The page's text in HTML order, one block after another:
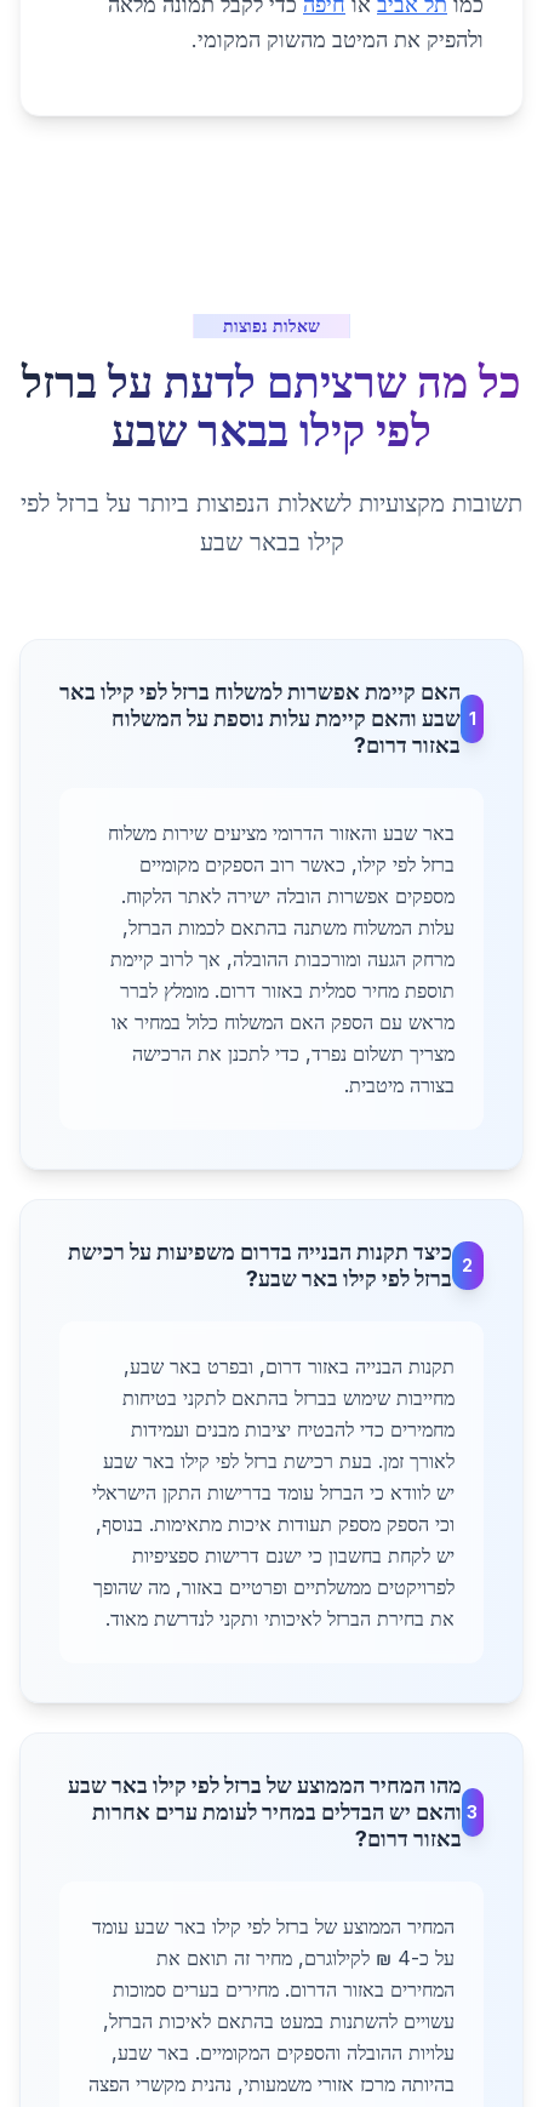
ולהפיק את המיטב מהשוק המקומי.
שאלות נפוצות
כל מה שרציתם לדעת על ברזל
לפי קילו בבאר שבע
תשובות מקצועיות לשאלות הנפוצות ביותר על ברזל לפי
קילו בבאר שבע
1
האם קיימת אפשרות למשלוח ברזל לפי קילו באר
שבע והאם קיימת עלות נוספת על המשלוח
באזור דרום?
באר שבע והאזור הדרומי מציעים שירות משלוח
ברזל לפי קילו, כאשר רוב הספקים מקומיים
מספקים אפשרות הובלה ישירה לאתר הלקוח.
עלות המשלוח משתנה בהתאם לכמות הברזל,
מרחק הגעה ומורכבות ההובלה, אך לרוב קיימת
תוספת מחיר סמלית באזור דרום. מומלץ לברר
מראש עם הספק האם המשלוח כלול במחיר או
מצריך תשלום נפרד, כדי לתכנן את הרכישה
בצורה מיטבית.
2
כיצד תקנות הבנייה בדרום משפיעות על רכישת
ברזל לפי קילו באר שבע?
תקנות הבנייה באזור דרום, ובפרט באר שבע,
מחייבות שימוש בברזל בהתאם לתקני בטיחות
מחמירים כדי להבטיח יציבות מבנים ועמידות
לאורך זמן. בעת רכישת ברזל לפי קילו באר שבע
יש לוודא כי הברזל עומד בדרישות התקן הישראלי
וכי הספק מספק תעודות איכות מתאימות. בנוסף,
יש לקחת בחשבון כי ישנם דרישות ספציפיות
לפרויקטים ממשלתיים ופרטיים באזור, מה שהופך
את בחירת הברזל לאיכותי ותקני לנדרשת מאוד.
3
מהו המחיר הממוצע של ברזל לפי קילו באר שבע
והאם יש הבדלים במחיר לעומת ערים אחרות
באזור דרום?
המחיר הממוצע של ברזל לפי קילו באר שבע עומד
על כ-4 ₪ לקילוגרם, מחיר זה תואם את
המחירים באזור הדרום. מחירים בערים סמוכות
עשויים להשתנות במעט בהתאם לאיכות הברזל,
עלויות ההובלה והספקים המקומיים. באר שבע,
בהיותה מרכז אזורי משמעותי, נהנית מקשרי הפצה